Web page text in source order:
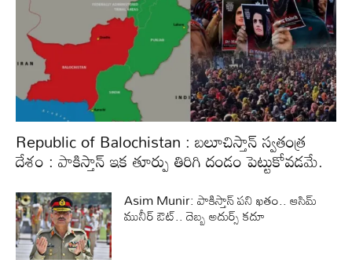
Republic of Balochistan : బలూచిస్తాన్ స్వతంత్ర
దేశం : పాకిస్తాన్ ఇక తూర్పు తిరిగి దండం పెట్టుకోవడమే.
Asim Munir: పాకిస్తాన్‌ పని ఖతం.. ఆసిమ్‌
మునీర్‌ ఔట్‌.. దెబ్బ అదుర్స్‌ కదూ